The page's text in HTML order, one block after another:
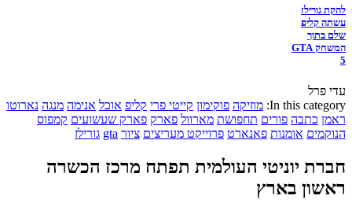
להקת גורילז
עשתה קליפ
שלם בתוך
המשחק GTA
5
עדי פרל
In this category: מוזיקה פוקימון קייטי פרי קליפ אוכל אנימה מנגה נארוטו
ראמן כתבה פורים תחפושת מארוול פארק פארק שעשועים קמפוס
הנוקמים אומנות פאנארט פרוייקט מעריצים ציור gta גורילז
חברת יוניטי העולמית תפתח מרכז הכשרה
ראשון בארץ